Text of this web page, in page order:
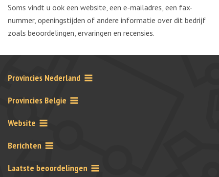
Soms vindt u ook een website, een e-mailadres, een fax-
nummer, openingstijden of andere informatie over dit bedrijf
zoals beoordelingen, ervaringen en recensies.
Provincies Nederland
Provincies Belgie
Website
Berichten
Laatste beoordelingen